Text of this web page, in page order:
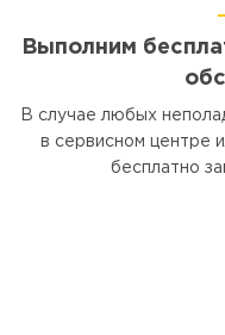
Выполним
В случае любых
в сервисном центре
бесплатно